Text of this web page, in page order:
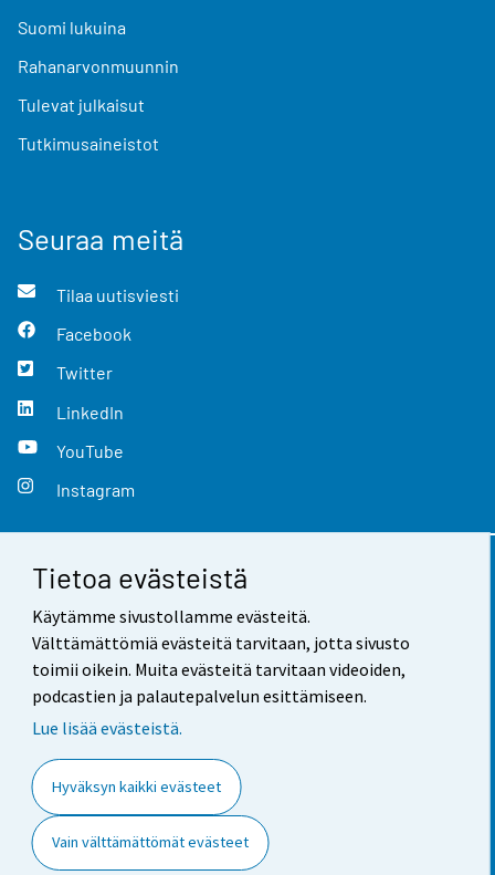
Tietoa evästeistä
Käytämme sivustollamme evästeitä.
Välttämättömiä evästeitä tarvitaan, jotta sivusto
toimii oikein. Muita evästeitä tarvitaan videoiden,
podcastien ja palautepalvelun esittämiseen.
Lue lisää evästeistä.
Hyväksyn kaikki evästeet
Vain välttämättömät evästeet
Suomi lukuina
Rahanarvonmuunnin
Tulevat julkaisut
Tutkimusaineistot
Seuraa meitä
Tilaa uutisviesti
Facebook
Twitter
LinkedIn
YouTube
Instagram
Yhteystiedot
Palaute
Käyttöehdot
Saavutettavuus
Tietoa sivustosta
Evästeasetukset